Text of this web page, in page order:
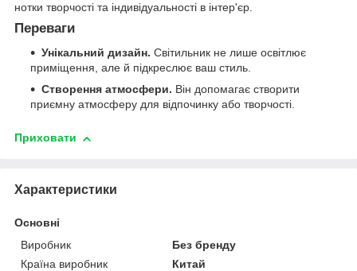
нотки творчості та індивідуальності в інтер'єр.
Переваги
Унікальний дизайн. Світильник не лише освітлює
приміщення, але й підкреслює ваш стиль.
Створення атмосфери. Він допомагає створити
приємну атмосферу для відпочинку або творчості.
Приховати
Характеристики
Основні
Виробник
Без бренду
Країна виробник
Китай